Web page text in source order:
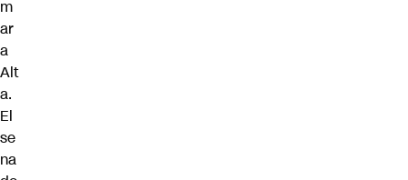
m
ar
a
Alt
a.
El
se
na